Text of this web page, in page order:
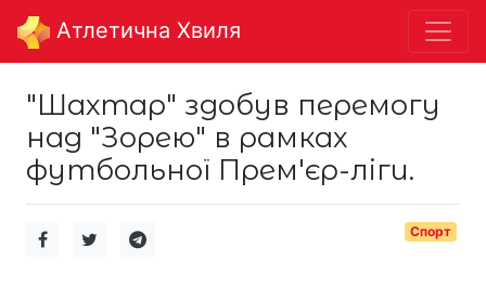
Aтлетична Хвиля
"Шахтар" здобув перемогу
над "Зорею" в рамках
футбольної Прем'єр-ліги.
Спорт